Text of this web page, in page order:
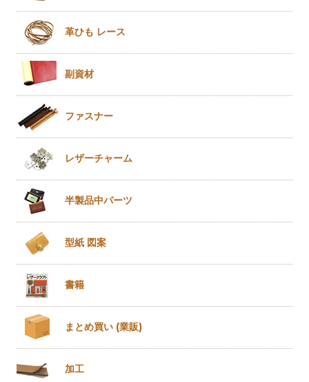
革ひも レース
副資材
ファスナー
レザーチャーム
半製品中パーツ
型紙 図案
書籍
まとめ買い (業販)
加工